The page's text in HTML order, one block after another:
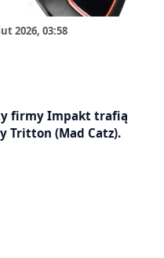
2026, 03:58
firmy Impakt trafią
Tritton (Mad Catz).